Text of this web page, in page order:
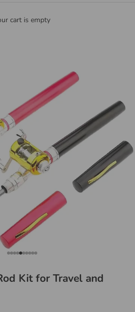
cart is empty
Go to item 1
Go to item 2
Go to item 3
Go to item 4
Go to item 5
Go to item 6
Go to item 7
Go to item 8
Go to item 9
Go to item 10
Kit for Travel and